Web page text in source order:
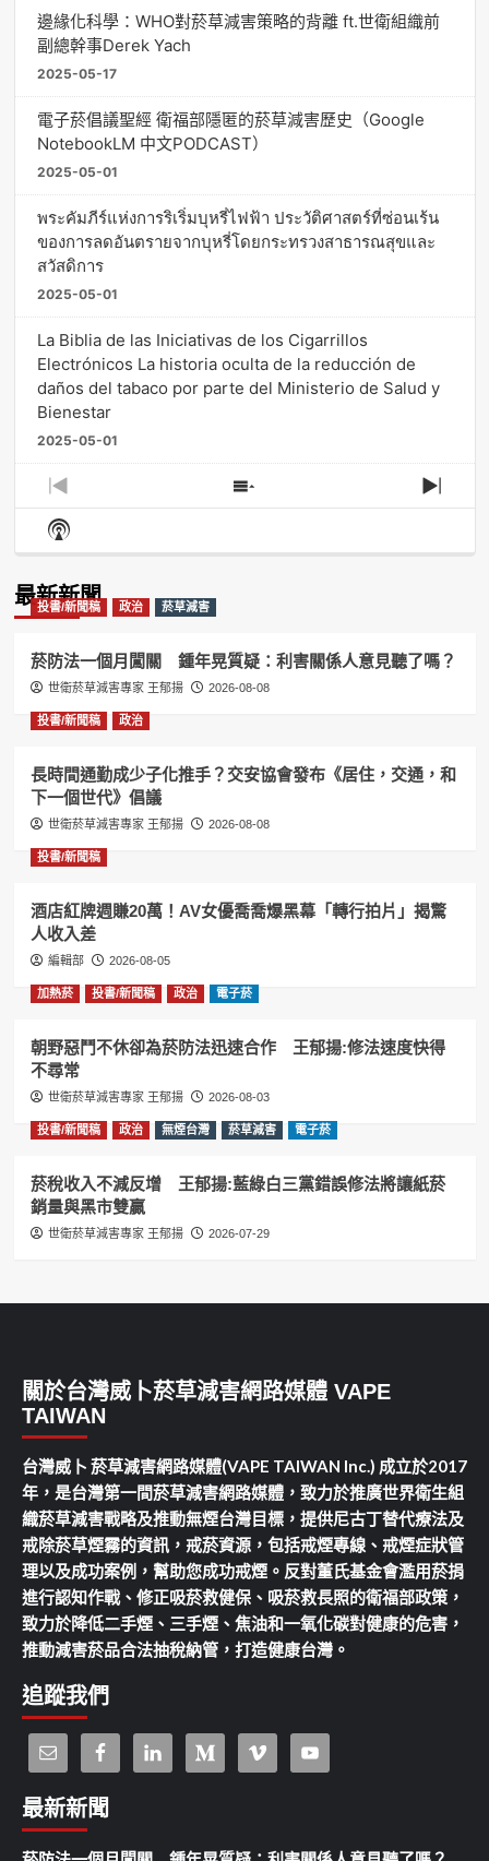
邊緣化科學：WHO對菸草減害策略的背離 ft.世衛組織前
副總幹事Derek Yach
2025-05-17
電子菸倡議聖經 衛福部隱匿的菸草減害歷史（Google
NotebookLM 中文PODCAST）
2025-05-01
พระคัมภีร์แห่งการริเริ่มบุหรี่ไฟฟ้า ประวัติศาสตร์ที่ซ่อนเร้น
ของการลดอันตรายจากบุหรี่โดยกระทรวงสาธารณสุขและ
สวัสดิการ
2025-05-01
La Biblia de las Iniciativas de los Cigarrillos
Electrónicos La historia oculta de la reducción de
daños del tabaco por parte del Ministerio de Salud y
Bienestar
2025-05-01
Previous
Episode
Show
Episodes
Next
Show
Podcast
最新新聞
投書/新聞稿 政治 菸草減害
菸防法一個月闖關 鍾年晃質疑：利害關係人意見聽了嗎？
世衛菸草減害專家 王郁揚 2026-08-08
投書/新聞稿 政治
長時間通勤成少子化推手？交安協會發布《居住，交通，和
下一個世代》倡議
世衛菸草減害專家 王郁揚 2026-08-08
投書/新聞稿
酒店紅牌週賺20萬！AV女優喬喬爆黑幕「轉行拍片」揭驚
人收入差
編輯部 2026-08-05
加熱菸 投書/新聞稿 政治 電子菸
朝野惡鬥不休卻為菸防法迅速合作 王郁揚:修法速度快得
不尋常
世衛菸草減害專家 王郁揚 2026-08-03
投書/新聞稿 政治 無煙台灣 菸草減害 電子菸
菸稅收入不減反增 王郁揚:藍綠白三黨錯誤修法將讓紙菸
銷量與黑市雙贏
世衛菸草減害專家 王郁揚 2026-07-29
關於台灣威卜菸草減害網路媒體 VAPE
TAIWAN
台灣威卜 菸草減害網路媒體(VAPE TAIWAN Inc.) 成立於2017
年，是台灣第一間菸草減害網路媒體，致力於推廣世界衛生組
織菸草減害戰略及推動無煙台灣目標，提供尼古丁替代療法及
戒除菸草煙霧的資訊，戒菸資源，包括戒煙專線、戒煙症狀管
理以及成功案例，幫助您成功戒煙。反對董氏基金會濫用菸捐
進行認知作戰、修正吸菸救健保、吸菸救長照的衛福部政策，
致力於降低二手煙、三手煙、焦油和一氧化碳對健康的危害，
推動減害菸品合法抽稅納管，打造健康台灣。
追蹤我們
最新新聞